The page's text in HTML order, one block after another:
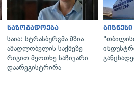
საზოგადოება
საია: სტრასბურგმა მზია
ამაღლობელის საქმეზე
რიგით მეოთხე საჩივარი
დაარეგისტრირა
ბიზნესი